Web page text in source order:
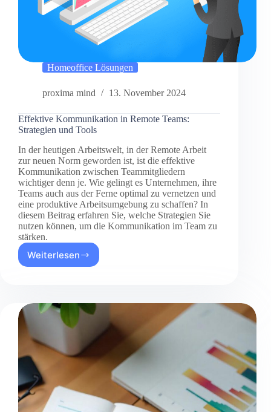
Homeoffice Lösungen
proxima mind 13. November 2024
Effektive Kommunikation in Remote Teams:
Strategien und Tools
In der heutigen Arbeitswelt, in der Remote Arbeit
zur neuen Norm geworden ist, ist die effektive
Kommunikation zwischen Teammitgliedern
wichtiger denn je. Wie gelingt es Unternehmen, ihre
Teams auch aus der Ferne optimal zu vernetzen und
eine produktive Arbeitsumgebung zu schaffen? In
diesem Beitrag erfahren Sie, welche Strategien Sie
nutzen können, um die Kommunikation im Team zu
stärken.
Weiterlesen